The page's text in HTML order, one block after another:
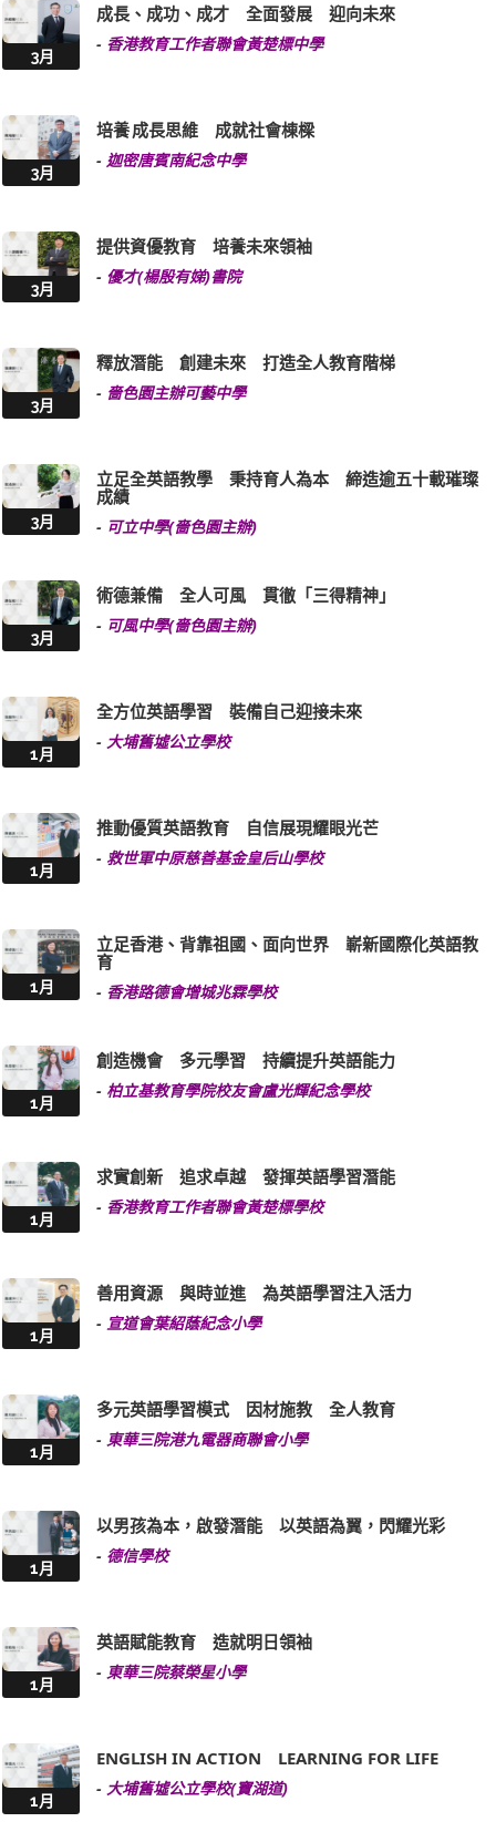
3月
成長、成功、成才 全面發展 迎向未來
- 香港教育工作者聯會黃楚標中學
3月
培養 成長思維 成就社會棟樑
- 迦密唐賓南紀念中學
3月
提供資優教育 培養未來領袖
- 優才(楊殷有娣)書院
3月
釋放潛能 創建未來 打造全人教育階梯
- 嗇色園主辦可藝中學
3月
立足全英語教學 秉持育人為本 締造逾五十載璀璨
成績
- 可立中學(嗇色園主辦)
3月
術德兼備 全人可風 貫徹「三得精神」
- 可風中學(嗇色園主辦)
1月
全方位英語學習 裝備自己迎接未來
- 大埔舊墟公立學校
1月
推動優質英語教育 自信展現耀眼光芒
- 救世軍中原慈善基金皇后山學校
1月
立足香港、背靠祖國、面向世界 嶄新國際化英語教
育
- 香港路德會增城兆霖學校
1月
創造機會 多元學習 持續提升英語能力
- 柏立基教育學院校友會盧光輝紀念學校
1月
求實創新 追求卓越 發揮英語學習潛能
- 香港教育工作者聯會黃楚標學校
1月
善用資源 與時並進 為英語學習注入活力
- 宣道會葉紹蔭紀念小學
1月
多元英語學習模式 因材施教 全人教育
- 東華三院港九電器商聯會小學
1月
以男孩為本，啟發潛能 以英語為翼，閃耀光彩
- 德信學校
1月
英語賦能教育 造就明日領袖
- 東華三院蔡榮星小學
1月
ENGLISH IN ACTION LEARNING FOR LIFE
- 大埔舊墟公立學校(寶湖道)